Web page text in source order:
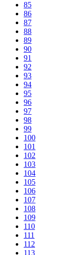
85
86
87
88
89
90
91
92
93
94
95
96
97
98
99
100
101
102
103
104
105
106
107
108
109
110
111
112
113